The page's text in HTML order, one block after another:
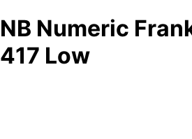
NB Numeric
417 Low